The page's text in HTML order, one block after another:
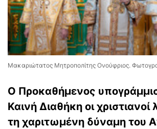
Μακαριώτατος Μητρополίτης Ονούφριος.
Ο Προκαθήμενος
Καινή Διαθήκη οι
τη χαριτωμένη δύναμη του